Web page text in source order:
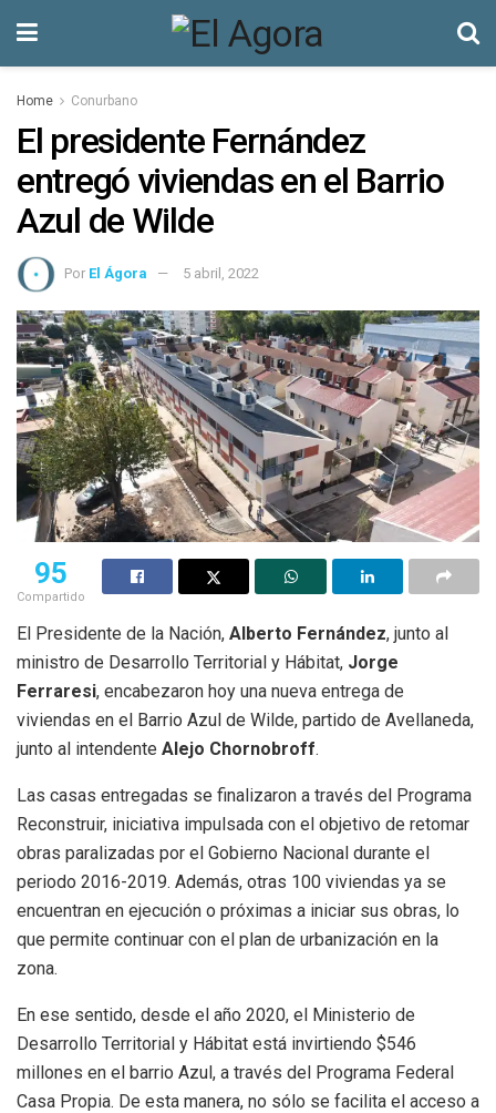
Home Conurbano
El presidente Fernández
entregó viviendas en el Barrio
Azul de Wilde
Por El Ágora 5 abril, 2022
95
Compartido
El Presidente de la Nación, Alberto Fernández, junto al
ministro de Desarrollo Territorial y Hábitat, Jorge
Ferraresi, encabezaron hoy una nueva entrega de
viviendas en el Barrio Azul de Wilde, partido de Avellaneda,
junto al intendente Alejo Chornobroff.
Las casas entregadas se finalizaron a través del Programa
Reconstruir, iniciativa impulsada con el objetivo de retomar
obras paralizadas por el Gobierno Nacional durante el
periodo 2016-2019. Además, otras 100 viviendas ya se
encuentran en ejecución o próximas a iniciar sus obras, lo
que permite continuar con el plan de urbanización en la
zona.
En ese sentido, desde el año 2020, el Ministerio de
Desarrollo Territorial y Hábitat está invirtiendo $546
millones en el barrio Azul, a través del Programa Federal
Casa Propia. De esta manera, no sólo se facilita el acceso a